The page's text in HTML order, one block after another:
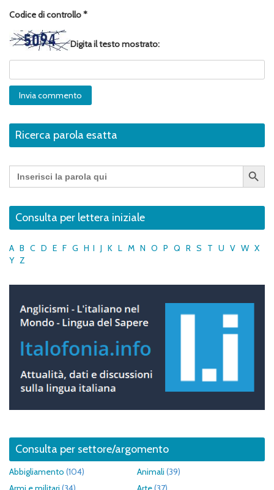
Codice di controllo*
Digita il testo mostrato:
Ricerca parola esatta
Search
for:
Search Button
Consulta per lettera iniziale
A B C D E F G H I J K L M N O P Q R S T U V W X
Y Z
Consulta per settore/argomento
Abbigliamento (104) Animali (39)